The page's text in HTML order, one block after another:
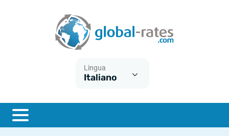
Lingua
Italiano
ESTER
Cos'è l'inflazione CPI?
Cos'è l'inflazione HICP?
Inflazione Italia
Tassi storici Euribor
Tassi storici di SONIA
Calcolatore dell’inflazione